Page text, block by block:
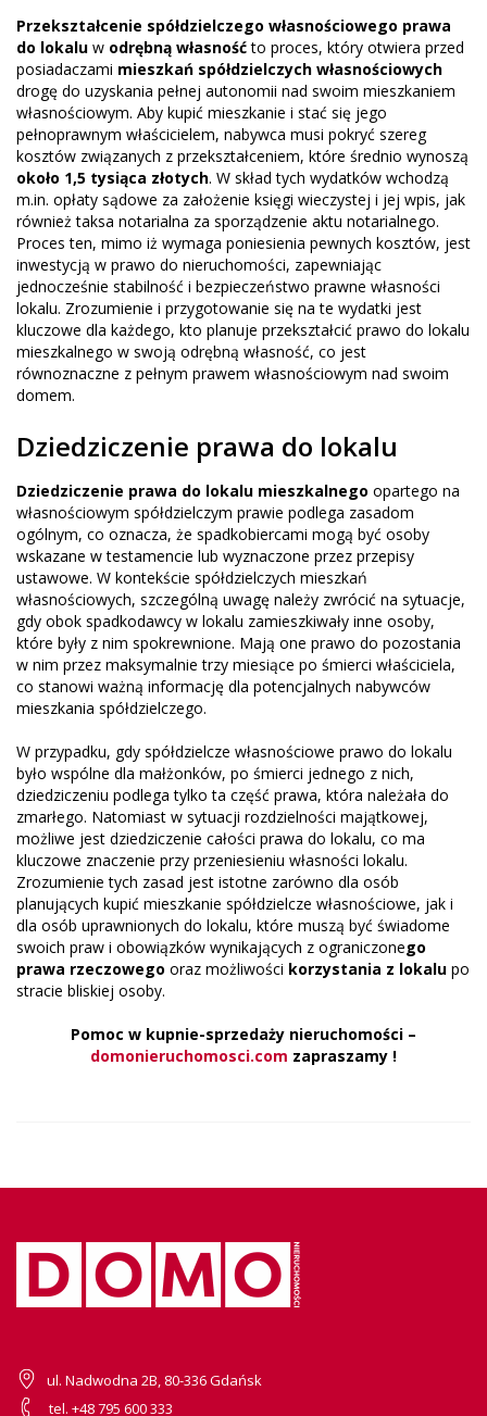
Przekształcenie spółdzielczego własnościowego prawa
do lokalu w odrębną własnośćto proces, który otwiera przed
posiadaczami mieszkań spółdzielczych własnościowych
drogę do uzyskania pełnej autonomii nad swoim mieszkaniem
własnościowym. Aby kupić mieszkanie i stać się jego
pełnoprawnym właścicielem, nabywca musi pokryć szereg
kosztów związanych z przekształceniem, które średnio wynoszą
około 1,5 tysiąca złotych. W skład tych wydatków wchodzą
m.in. opłaty sądowe za założenie księgi wieczystej i jej wpis, jak
również taksa notarialna za sporządzenie aktu notarialnego.
Proces ten, mimo iż wymaga poniesienia pewnych kosztów, jest
inwestycją w prawo do nieruchomości, zapewniając
jednocześnie stabilność i bezpieczeństwo prawne własności
lokalu. Zrozumienie i przygotowanie się na te wydatki jest
kluczowe dla każdego, kto planuje przekształcić prawo do lokalu
mieszkalnego w swoją odrębną własność, co jest
równoznaczne z pełnym prawem własnościowym nad swoim
domem.
Dziedziczenie prawa do lokalu
Dziedziczenie prawa do lokalu mieszkalnego opartego na
własnościowym spółdzielczym prawie podlega zasadom
ogólnym, co oznacza, że spadkobiercami mogą być osoby
wskazane w testamencie lub wyznaczone przez przepisy
ustawowe. W kontekście spółdzielczych mieszkań
własnościowych, szczególną uwagę należy zwrócić na sytuacje,
gdy obok spadkodawcy w lokalu zamieszkiwały inne osoby,
które były z nim spokrewnione. Mają one prawo do pozostania
w nim przez maksymalnie trzy miesiące po śmierci właściciela,
co stanowi ważną informację dla potencjalnych nabywców
mieszkania spółdzielczego.
W przypadku, gdy spółdzielcze własnościowe prawo do lokalu
było wspólne dla małżonków, po śmierci jednego z nich,
dziedziczeniu podlega tylko ta część prawa, która należała do
zmarłego. Natomiast w sytuacji rozdzielności majątkowej,
możliwe jest dziedziczenie całości prawa do lokalu, co ma
kluczowe znaczenie przy przeniesieniu własności lokalu.
Zrozumienie tych zasad jest istotne zarówno dla osób
planujących kupić mieszkanie spółdzielcze własnościowe, jak i
dla osób uprawnionych do lokalu, które muszą być świadome
swoich praw i obowiązków wynikających z ograniczonego
prawa rzeczowego oraz możliwości korzystania z lokalu po
stracie bliskiej osoby.
Pomoc w kupnie-sprzedaży nieruchomości –
domonieruchomosci.com zapraszamy !
ul. Nadwodna 2B, 80-336 Gdańsk
tel. +48 795 600 333